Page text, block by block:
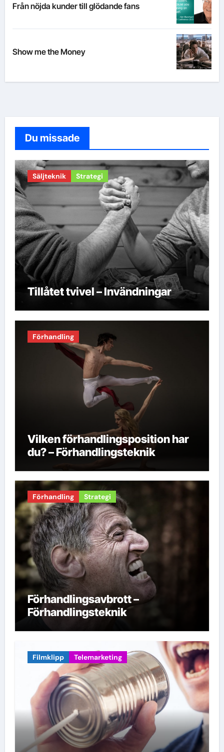
Från nöjda kunder till glödande fans
Show me the Money
Du missade
Säljteknik Strategi
Tillåtet tvivel – Invändningar
Förhandling
Vilken förhandlingsposition har
du? – Förhandlingsteknik
Förhandling Strategi
Förhandlingsavbrott –
Förhandlingsteknik
Filmklipp Telemarketing